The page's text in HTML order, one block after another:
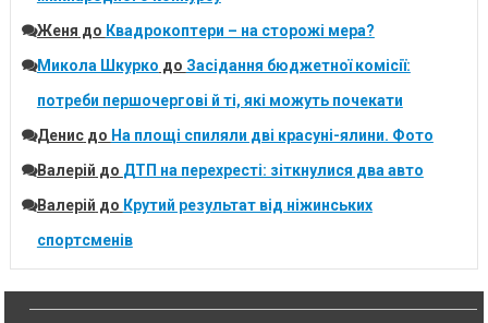
Женя до Квадрокоптери – на сторожі мера?
Микола Шкурко до Засідання бюджетної комісії:
потреби першочергові й ті, які можуть почекати
Денисдо На площі спиляли дві красуні-ялини. Фото
Валерій до ДТП на перехресті: зіткнулися два авто
Валерій до Крутий результат від ніжинських
спортсменів